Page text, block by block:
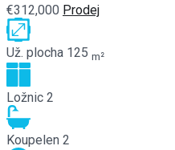
€312,000 Prodej
Už. plocha 125 m²
Ložnic 2
Koupelen 2